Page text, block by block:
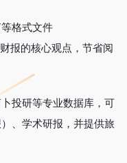
格式文件
报的核心观点，节省阅
投研等专业数据库，可
、学术研报，并提供旅